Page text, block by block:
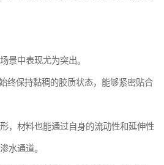
景中表现尤为突出。
终保持黏稠的胶质状态，能够紧密贴合
，材料也能通过自身的流动性和延伸性
水通道。